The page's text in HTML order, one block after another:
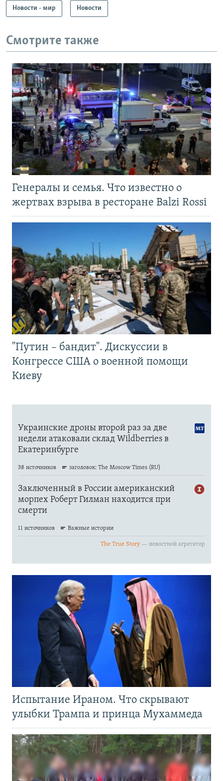
Новости - мир Новости
Смотрите также
Генералы и семья. Что известно о
жертвах взрыва в ресторане Balzi Rossi
"Путин – бандит". Дискуссии в
Конгрессе США о военной помощи
Киеву
Испытание Ираном. Что скрывают
улыбки Трампа и принца Мухаммеда